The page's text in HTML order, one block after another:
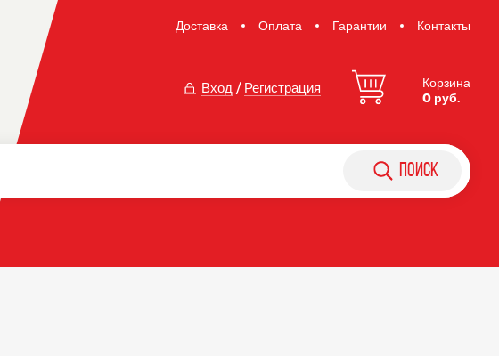
Доставка Оплата Гарантии Контакты
Вход / Регистрация
Корзина
0 руб.
поиск